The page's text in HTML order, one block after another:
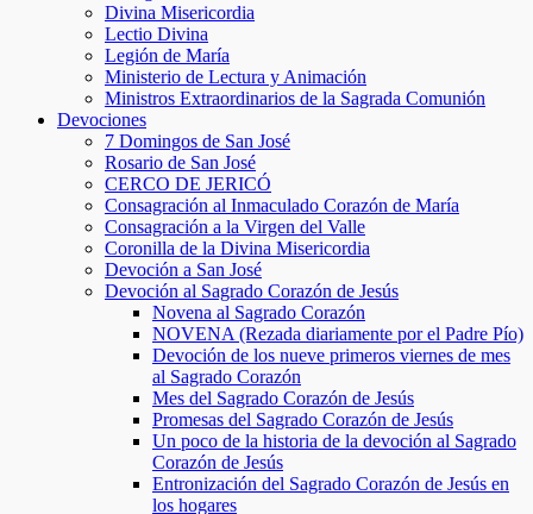
Divina Misericordia
Lectio Divina
Legión de María
Ministerio de Lectura y Animación
Ministros Extraordinarios de la Sagrada Comunión
Devociones
7 Domingos de San José
Rosario de San José
CERCO DE JERICÓ
Consagración al Inmaculado Corazón de María
Consagración a la Virgen del Valle
Coronilla de la Divina Misericordia
Devoción a San José
Devoción al Sagrado Corazón de Jesús
Novena al Sagrado Corazón
NOVENA (Rezada diariamente por el Padre Pío)
Devoción de los nueve primeros viernes de mes
al Sagrado Corazón
Mes del Sagrado Corazón de Jesús
Promesas del Sagrado Corazón de Jesús
Un poco de la historia de la devoción al Sagrado
Corazón de Jesús
Entronización del Sagrado Corazón de Jesús en
los hogares